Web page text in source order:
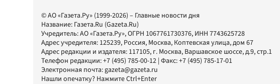
© АО «Газета.Ру» (1999-2026) – Главные новости дня
Название: Газета.Ru (Gazeta.Ru)
Учредитель:АО «Газета.Ру», ОГРН 1067761730376, ИНН 7743625728
Адрес учредителя: 125239, Россия, Москва, Коптевская улица, дом 67
Адрес редакции и издателя: 117105, г. Москва, Варшавское шоссе, д.9, стр.1
Телефон редакции:+7 (495) 785-00-12 | Факс:+7 (495) 785-17-01
Электронная почта:gazeta@gazeta.ru
Нашли опечатку? Нажмите Ctrl+Enter